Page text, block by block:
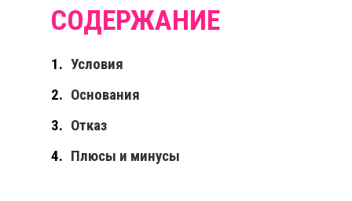
Условия
Основания
Отказ
Плюсы и минусы